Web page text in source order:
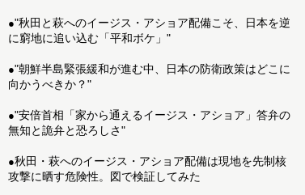
●"秋田と萩へのイージス・アショア配備こそ、日本を逆
に窮地に追い込む「平和ボケ」"
●"朝鮮半島緊張緩和が進む中、日本の防衛政策はどこに
向かうべきか？"
●"安倍首相「家から通えるイージス・アショア」答弁の
無知と詭弁と恐ろしさ"
●秋田・萩へのイージス・アショア配備は現地を先制核
攻撃に晒す危険性。図で検証してみた